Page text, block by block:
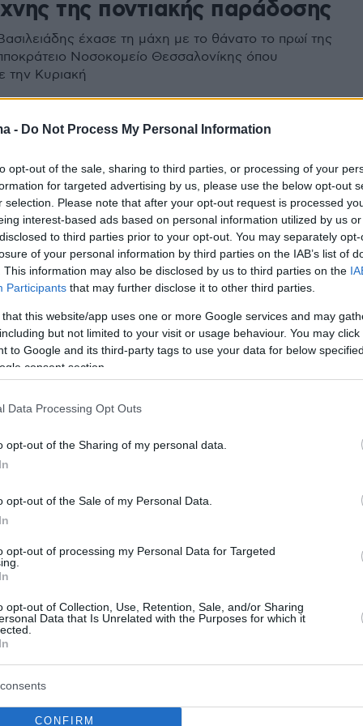
- Do Not Process My Personal Information
opt-out of the sale, sharing to third parties, or processing of your
for targeted advertising by us, please use the below opt-out
selection. Please note that after your opt-out request is processed
interest-based ads based on personal information utilized by us
to third parties prior to your opt-out. You may separately
of your personal information by third parties on the IAB’s list of
This information may also be disclosed by us to third parties on the
Participants that may further disclose it to other third parties.
that this website/app uses one or more Google services and may
but not limited to your visit or usage behaviour. You may
to Google and its third-party tags to use your data for below
consent section.
Data Processing Opt Outs
opt-out of the Sharing of my personal data.
opt-out of the Sale of my Personal Data.
opt-out of processing my Personal Data for Targeted
opt-out of Collection, Use, Retention, Sale, and/or Sharing
Data that Is Unrelated with the Purposes for which it
CONFIRM
της ποντιακής παράδοσης
έχασε τη μάχη με το θάνατο το πρωί της
Νοσοκομείο Θεσσαλονίκης όπου
την Κυριακή
μου την καταπιέζω,
είναι έτσι
Πόντιου έχει πάρα πολλά προνόμια συγκριτικά με
γυναίκες» είπε χαρακτηριστικά ο τραγουδιστής
ζωή του μεγάλου
της ΑΕΚ Κώστα Νεστορίδη -
πέθανε σήμερα, Τρίτη, σε ηλικία 93 ετών - Η αγάπη
Ένωση, η σύντροφος της ζωής του, η μετανάστευση
και τα χρόνια της κατοχής